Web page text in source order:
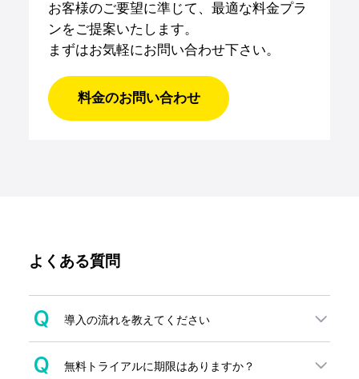
お客様のご要望に準じて、最適な料金プラ
ンをご提案いたします。
まずはお気軽にお問い合わせ下さい。
料金のお問い合わせ
よくある質問
Q 導入の流れを教えてください
いたします。
Q 無料トライアルに期限はありますか？